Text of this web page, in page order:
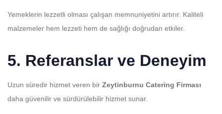
Yemeklerin lezzetli olması çalışan memnuniyetini artırır. Kaliteli
malzemeler hem lezzeti hem de sağlığı doğrudan etkiler.
5. Referanslar ve Deneyim
Uzun süredir hizmet veren bir Zeytinburnu Catering Firması
daha güvenilir ve sürdürülebilir hizmet sunar.